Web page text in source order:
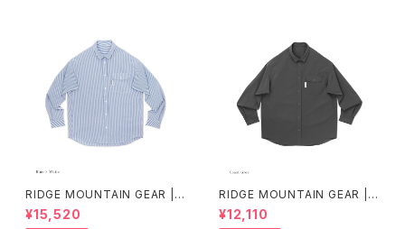
RIDGE MOUNTAIN GEAR | B
asic Long Sleeve Shirt "Str
ipe"
¥15,520
RIDGE MOUNTAIN GEAR | B
asic Long Sleeve Shirt
¥12,110